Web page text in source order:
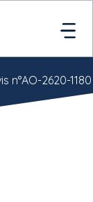
n°AO-2620-1180